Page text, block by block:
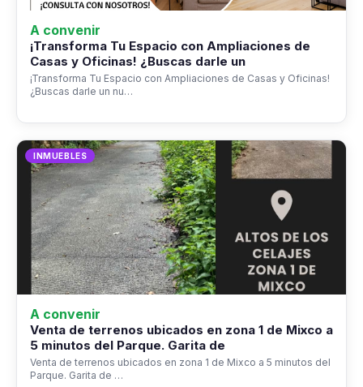
A convenir
¡Transforma Tu Espacio con Ampliaciones de
Casas y Oficinas! ¿Buscas darle un
¡Transforma Tu Espacio con Ampliaciones de Casas y Oficinas!
¿Buscas darle un nu…
INMUEBLES
A convenir
Venta de terrenos ubicados en zona 1 de Mixco a
5 minutos del Parque. Garita de
Venta de terrenos ubicados en zona 1 de Mixco a 5 minutos del
Parque. Garita de …